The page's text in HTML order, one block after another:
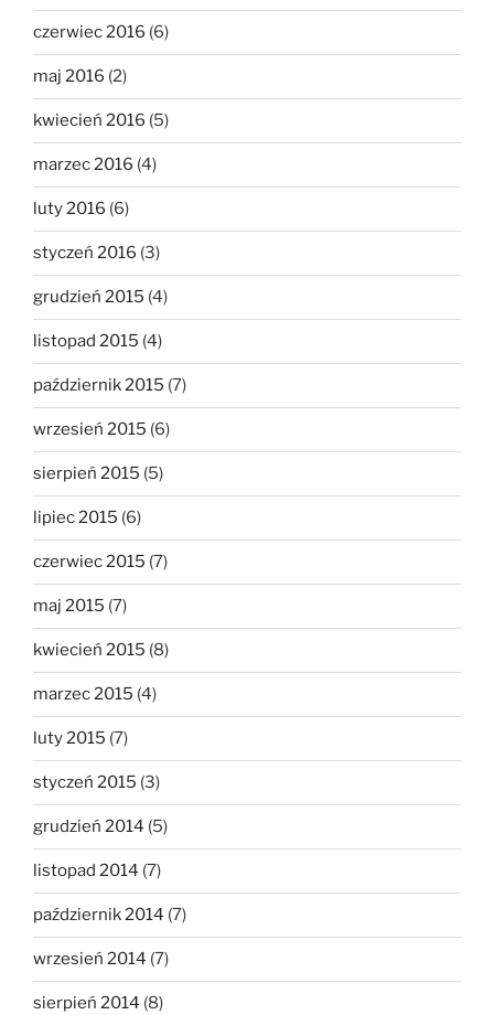
czerwiec 2016 (6)
maj 2016 (2)
kwiecień 2016 (5)
marzec 2016 (4)
luty 2016 (6)
styczeń 2016 (3)
grudzień 2015 (4)
listopad 2015 (4)
październik 2015 (7)
wrzesień 2015 (6)
sierpień 2015 (5)
lipiec 2015 (6)
czerwiec 2015 (7)
maj 2015 (7)
kwiecień 2015 (8)
marzec 2015 (4)
luty 2015 (7)
styczeń 2015 (3)
grudzień 2014 (5)
listopad 2014 (7)
październik 2014 (7)
wrzesień 2014 (7)
sierpień 2014 (8)